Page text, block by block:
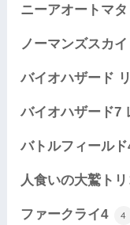
ニーアオートマタ
ノーマンズスカイ
バイオハザード
バイオハザード7
バトルフィール
人食いの大鷲トリ
ファークライ4 4